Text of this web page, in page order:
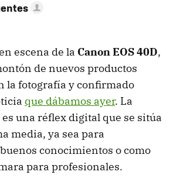
escena de la Canon EOS 40D,
de nuevos productos
la fotografía y confirmado
que dábamos ayer. La
es una réflex digital que se sitúa
media, ya sea para
conocimientos o como
para profesionales.